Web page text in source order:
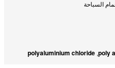
السباحة
poly
,
polyaluminium chloride